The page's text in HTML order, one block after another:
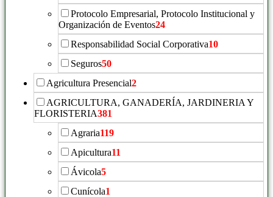
Protocolo Empresarial, Protocolo Institucional y
Organización de Eventos24
Responsabilidad Social Corporativa10
Seguros50
Agricultura Presencial2
AGRICULTURA, GANADERÍA, JARDINERIA Y
FLORISTERIA381
Agraria119
Apicultura11
Ávicola5
Cunícola1